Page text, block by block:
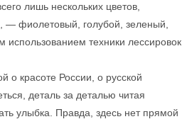
лишь нескольких цветов,
— фиолетовый, голубой, зеленый,
использованием техники лессировок.
о красоте России, о русской
деталь за деталью читая
улыбка. Правда, здесь нет прямой